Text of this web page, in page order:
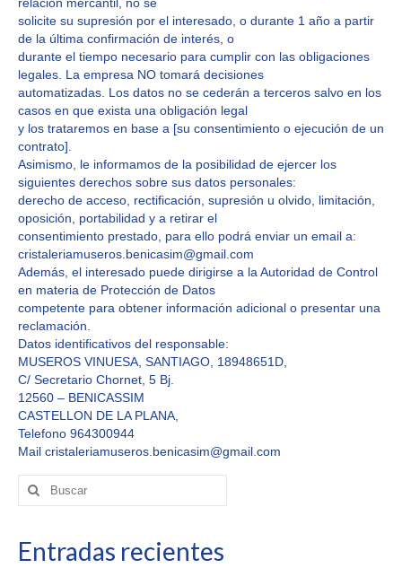
relación mercantil, no se
solicite su supresión por el interesado, o durante 1 año a partir
de la última confirmación de interés, o
durante el tiempo necesario para cumplir con las obligaciones
legales. La empresa NO tomará decisiones
automatizadas. Los datos no se cederán a terceros salvo en los
casos en que exista una obligación legal
y los trataremos en base a [su consentimiento o ejecución de un
contrato].
Asimismo, le informamos de la posibilidad de ejercer los
siguientes derechos sobre sus datos personales:
derecho de acceso, rectificación, supresión u olvido, limitación,
oposición, portabilidad y a retirar el
consentimiento prestado, para ello podrá enviar un email a:
cristaleriamuseros.benicasim@gmail.com
Además, el interesado puede dirigirse a la Autoridad de Control
en materia de Protección de Datos
competente para obtener información adicional o presentar una
reclamación.
Datos identificativos del responsable:
MUSEROS VINUESA, SANTIAGO, 18948651D,
C/ Secretario Chornet, 5 Bj.
12560 – BENICASSIM
CASTELLON DE LA PLANA,
Telefono 964300944
Mail cristaleriamuseros.benicasim@gmail.com
Buscar
por:
Entradas recientes